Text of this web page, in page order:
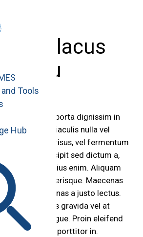
Tools
Hub
ac lacus
metu
eget nisi porta dignissim in
condimentum iaculis nulla vel
et urna risus, vel fermentum
ipsum, suscipit sed dictum a,
Nullam et varius enim. Aliquam
adipiscing scelerisque. Maecenas
sodales. Maecenas a justo lectus.
a arcu varius gravida vel at
at tortor augue. Proin eleifend
sodales risus porttitor in.